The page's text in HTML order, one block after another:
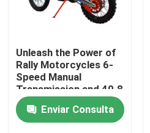
Unleash the Power of
Rally Motorcycles 6-
Speed Manual
Transmission and 40.8
Max Power for the
Ultimate Riding
Experience
Enviar Consulta